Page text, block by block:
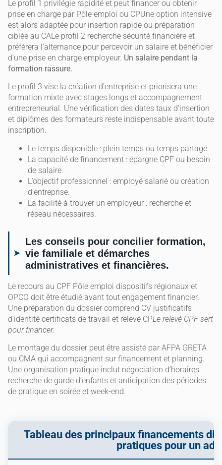
Le profil 1 privilégie rapidité et peut financer ou obtenir
prise en charge par Pôle emploi ou CPUne option intensive
est alors adaptée pour insertion rapide ou préparation
ciblée au CALe profil 2 recherche sécurité financière et
préférera l’alternance pour percevoir un salaire et bénéficier
d’une prise en charge employeur. Un salaire pendant la
formation rassure.
Le profil 3 vise la création d’entreprise et priorisera une
formation mixte avec stages longs et accompagnement
entrepreneurial. Une vérification des dates taux d’insertion
et diplômes des formateurs reste indispensable avant toute
inscription.
Le temps disponible : plein temps ou temps partagé.
La capacité de financement : épargne CPF ou besoin
de salaire.
L’objectif professionnel : employé salarié ou création
d’entreprise.
La facilité à trouver un employeur : recherche et
réseau nécessaires.
Les conseils pour concilier formation,
vie familiale et démarches
administratives et financières.
Le recours au CPF Pôle emploi dispositifs régionaux et
OPCO doit être étudié avant tout engagement financier.
Une préparation du dossier comprend CV justificatifs
d’identité certificats de travail et relevé CPLe relevé CPF sert
pour financer.
Le montage du dossier peut être assisté par AFPA GRETA
ou CMA qui accompagnent sur financement et planning.
Une organisation pratique inclut négociation d’horaires
recherche de garde d’enfants et anticipation des périodes
de pratique en soirée et week-end.
Tableau des principaux financements
pratiques pour un